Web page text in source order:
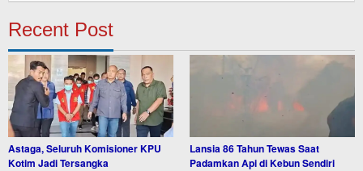
Recent Post
Astaga, Seluruh Komisioner KPU
Kotim Jadi Tersangka
Lansia 86 Tahun Tewas Saat
Padamkan Api di Kebun Sendiri